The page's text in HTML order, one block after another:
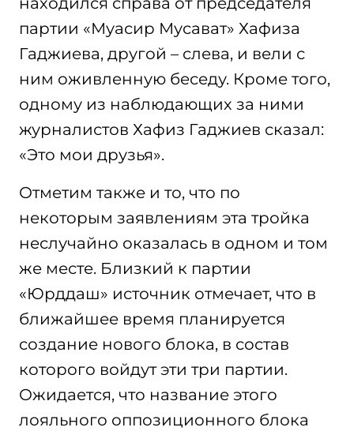
партии «Муасир Мусават» Хафиза
Гаджиева, другой – слева, и вели с
ним оживленную беседу. Кроме того,
одному из наблюдающих за ними
журналистов Хафиз Гаджиев сказал:
«Это мои друзья».
Отметим также и то, что по
некоторым заявлениям эта тройка
неслучайно оказалась в одном и том
же месте. Близкий к партии
«Юрддаш» источник отмечает, что в
ближайшее время планируется
создание нового блока, в состав
которого войдут эти три партии.
Ожидается, что название этого
лояльного оппозиционного блока